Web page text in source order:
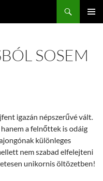
SOSEM
igazán népszerűvé vált.
a felnőttek is odáig
különleges
nem szabad elfelejteni
unikornis öltözetben!